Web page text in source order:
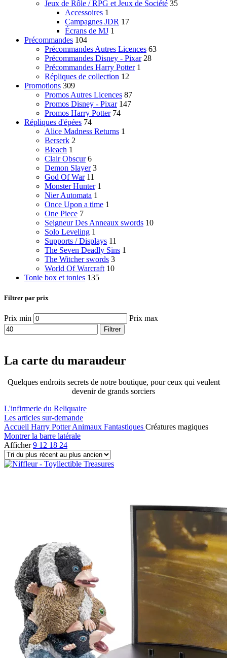
Jeux de Rôle / RPG et Jeux de Société 35
Accessoires 1
Campagnes JDR 17
Écrans de MJ 1
Précommandes 104
Précommandes Autres Licences 63
Précommandes Disney - Pixar 28
Précommandes Harry Potter 1
Répliques de collection 12
Promotions 309
Promos Autres Licences 87
Promos Disney - Pixar 147
Promos Harry Potter 74
Répliques d'épées 74
Alice Madness Returns 1
Berserk 2
Bleach 1
Clair Obscur 6
Demon Slayer 3
God Of War 11
Monster Hunter 1
Nier Automata 1
Once Upon a time 1
One Piece 7
Seigneur Des Anneaux swords 10
Solo Leveling 1
Supports / Displays 11
The Seven Deadly Sins 1
The Witcher swords 3
World Of Warcraft 10
Tonie box et tonies 135
Filtrer par prix
Prix min Prix max
Filtrer
La carte du maraudeur
Quelques endroits secrets de notre boutique, pour ceux qui veulent
devenir de grands sorciers
L'infirmerie du Reliquaire
Les articles sur-demande
Accueil Harry PotterAnimaux Fantastiques Créatures magiques
Montrer la barre latérale
Afficher9 12 18 24